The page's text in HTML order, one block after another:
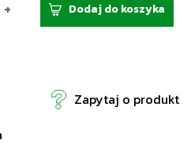
+ Dodaj do koszyka
Zapytaj o produkt